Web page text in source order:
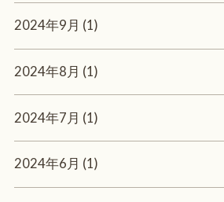
2024年9月 (1)
2024年8月 (1)
2024年7月 (1)
2024年6月 (1)